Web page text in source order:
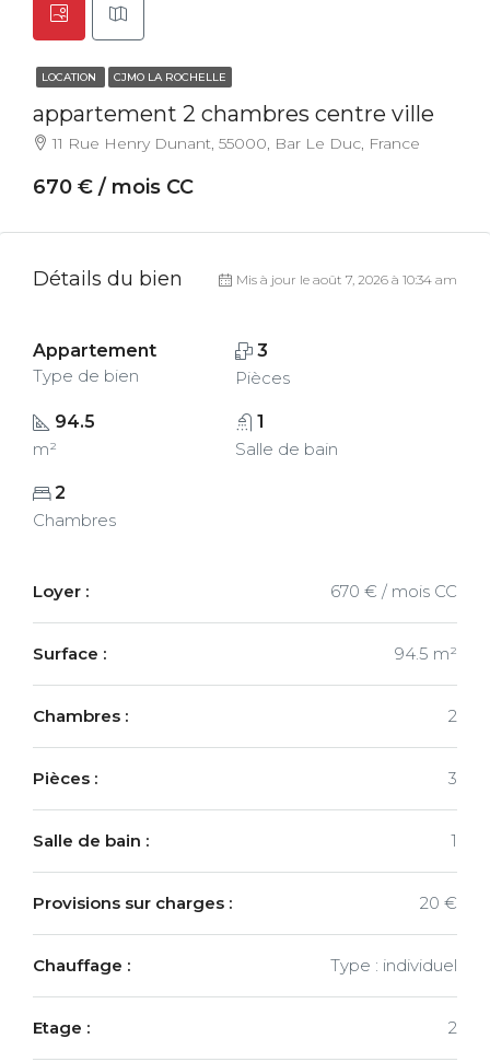
LOCATION CJMO LA ROCHELLE
appartement 2 chambres centre ville
11 Rue Henry Dunant, 55000, Bar Le Duc, France
670 € / mois CC
Détails du bien Mis à jour le août 7, 2026 à 10:34 am
Appartement
Type de bien
3
Pièces
94.5
m²
1
Salle de bain
2
Chambres
Loyer : 670 € / mois CC
Surface : 94.5 m²
Chambres : 2
Pièces : 3
Salle de bain : 1
Provisions sur charges : 20 €
Chauffage : Type : individuel
Etage : 2